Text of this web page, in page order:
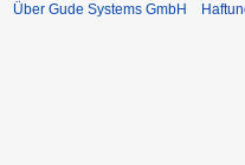
Über Gude Systems GmbH